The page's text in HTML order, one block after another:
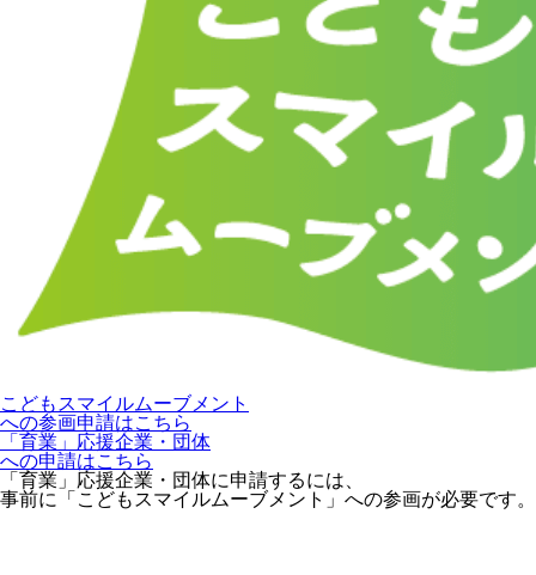
こどもスマイルムーブメント
への参画申請はこちら
「育業」応援企業・団体
への申請はこちら
「育業」応援企業・団体に申請するには、
事前に「こどもスマイルムーブメント」への参画が必要です。